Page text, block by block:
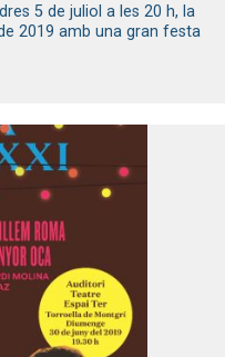
5 de juliol a les 20 h, la
2019 amb una gran festa